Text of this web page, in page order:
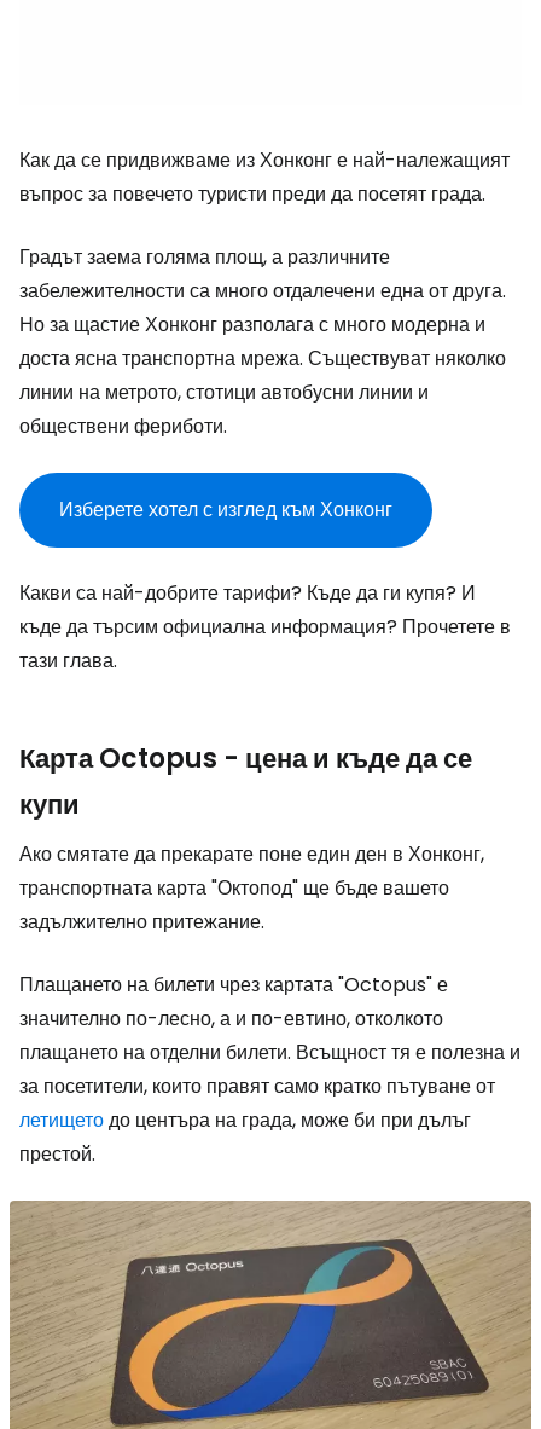
Как да се придвижваме из Хонконг е най-належащият
въпрос за повечето туристи преди да посетят града.
Градът заема голяма площ, а различните
забележителности са много отдалечени една от друга.
Но за щастие Хонконг разполага с много модерна и
доста ясна транспортна мрежа. Съществуват няколко
линии на метрото, стотици автобусни линии и
обществени фериботи.
Изберете хотел с изглед към Хонконг
Какви са най-добрите тарифи? Къде да ги купя? И
къде да търсим официална информация? Прочетете в
тази глава.
Карта Octopus - цена и къде да се
купи
Ако смятате да прекарате поне един ден в Хонконг,
транспортната карта "Октопод" ще бъде вашето
задължително притежание.
Плащането на билети чрез картата "Octopus" е
значително по-лесно, а и по-евтино, отколкото
плащането на отделни билети. Всъщност тя е полезна и
за посетители, които правят само кратко пътуване от
летищетодо центъра на града, може би при дълъг
престой.